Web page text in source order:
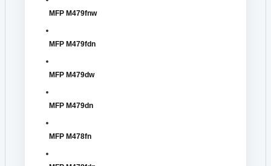
MFP M479fnw
MFP M479fdn
MFP M479dw
MFP M479dn
MFP M478fn